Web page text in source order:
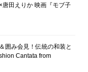
田えりか 映画『モブ子
囲み会見！伝統の和装と
Cantata from